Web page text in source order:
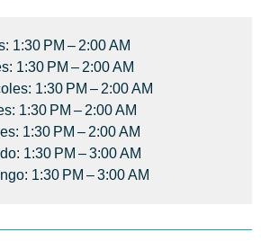
1:30 PM – 2:00 AM
1:30 PM – 2:00 AM
1:30 PM – 2:00 AM
1:30 PM – 2:00 AM
1:30 PM – 2:00 AM
1:30 PM – 3:00 AM
1:30 PM – 3:00 AM